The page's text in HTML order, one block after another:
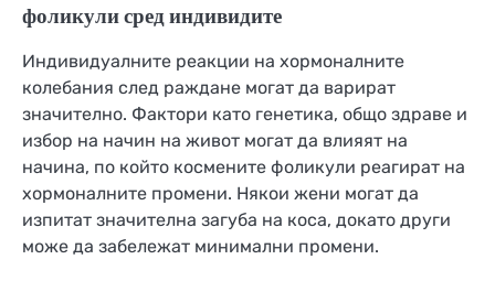
фоликули сред индивидите
Индивидуалните реакции на хормоналните
колебания след раждане могат да варират
значително. Фактори като генетика, общо здраве и
избор на начин на живот могат да влияят на
начина, по който космените фоликули реагират на
хормоналните промени. Някои жени могат да
изпитат значителна загуба на коса, докато други
може да забележат минимални промени.